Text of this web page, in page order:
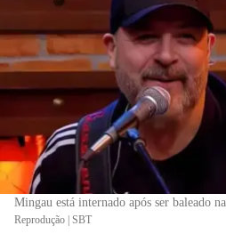
Mingau está internado após ser baleado
Reprodução | SBT